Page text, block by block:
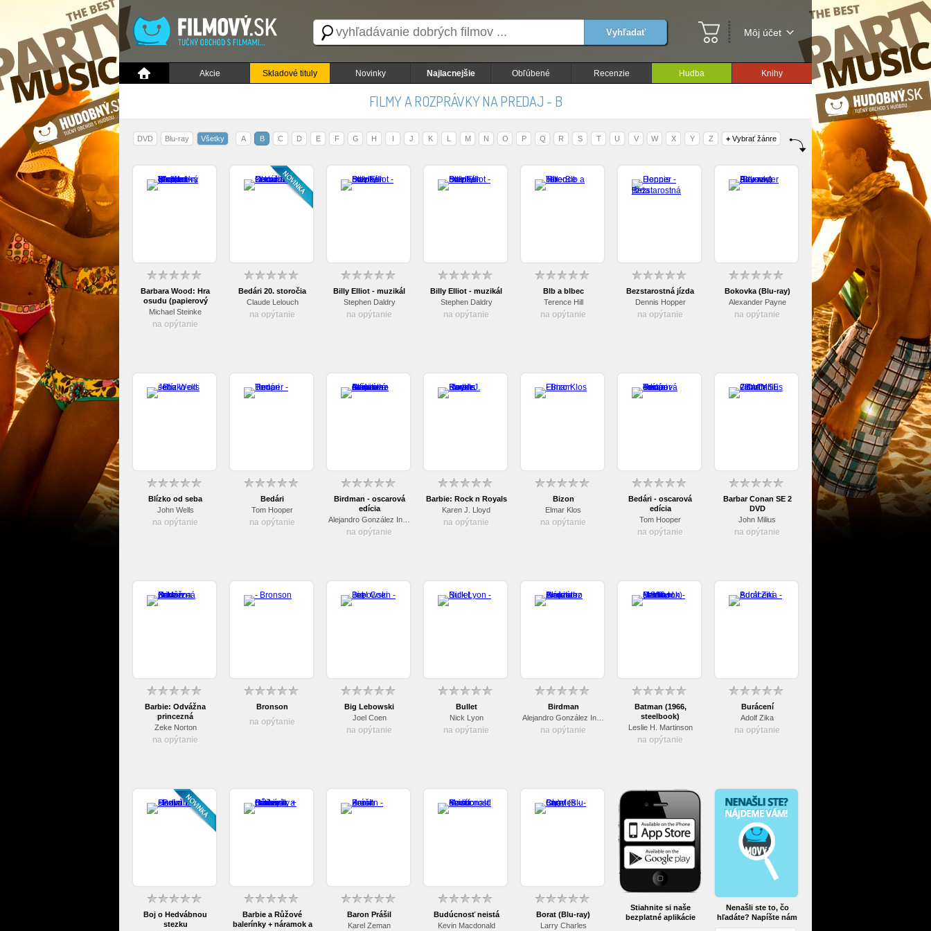
Vyhľadať Môj účet
Akcie Skladové tituly Novinky Najlacnejšie Obľúbené Recenzie Hudba Knihy
FILMY A ROZPRÁVKY NA PREDAJ - B
DVD Blu-ray Všetky A B C D E F G H I J K L M N O P Q R S T U V W X Y Z + Vybrať žánre
Barbara Wood: Hra
osudu (papierový
obal)
Michael Steinke
na opýtanie
Bedári 20. storočia
Claude Lelouch
na opýtanie
Billy Elliot - muzikál
Stephen Daldry
na opýtanie
Billy Elliot - muzikál
Stephen Daldry
na opýtanie
Blb a blbec
Terence Hill
na opýtanie
Bezstarostná jízda
Dennis Hopper
na opýtanie
Bokovka (Blu-ray)
Alexander Payne
na opýtanie
Blízko od seba
John Wells
na opýtanie
Bedári
Tom Hooper
na opýtanie
Birdman - oscarová
edícia
na opýtanie
Barbie: Rock n Royals
Karen J. Lloyd
na opýtanie
Bizon
Elmar Klos
na opýtanie
Bedári - oscarová
edícia
Tom Hooper
na opýtanie
Barbar Conan SE 2
DVD
John Milius
na opýtanie
Barbie: Odvážna
princezná
Zeke Norton
na opýtanie
Bronson
na opýtanie
Big Lebowski
Joel Coen
na opýtanie
Bullet
Nick Lyon
na opýtanie
Birdman
na opýtanie
Batman (1966,
steelbook)
Leslie H. Martinson
na opýtanie
Burácení
Adolf Zika
na opýtanie
Boj o Hedvábnou
stezku
Barbie a Růžové
balerínky + náramok a
Baron Prášil
Karel Zeman
Budúcnosť neistá
Kevin Macdonald
Borat (Blu-ray)
Larry Charles
Stiahnite si naše
bezplatné aplikácie
Nenašli ste to, čo
hľadáte? Napíšte nám